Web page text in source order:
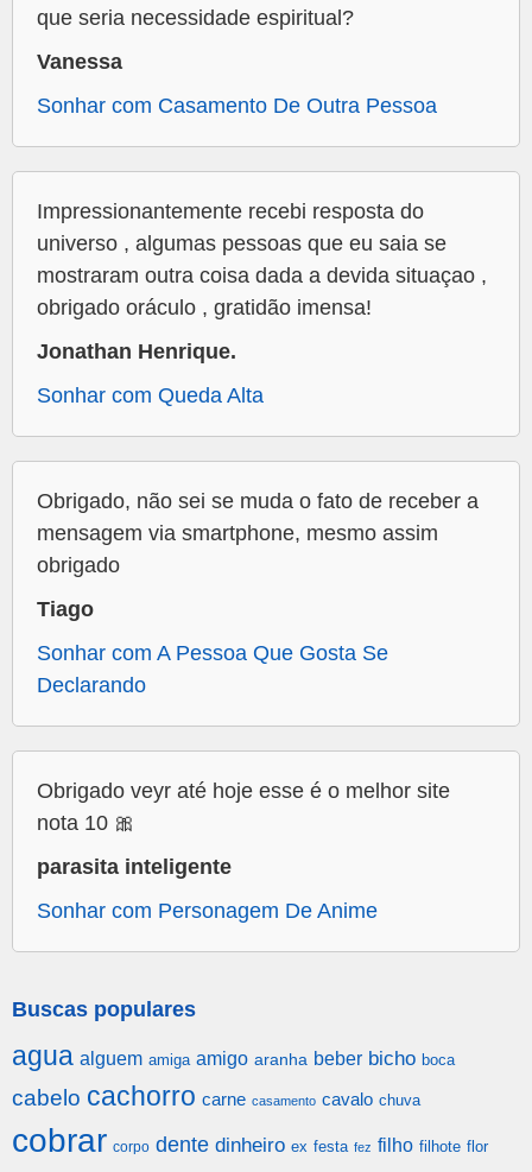
que seria necessidade espiritual?
Vanessa
Sonhar com Casamento De Outra Pessoa
Impressionantemente recebi resposta do
universo , algumas pessoas que eu saia se
mostraram outra coisa dada a devida situaçao ,
obrigado oráculo , gratidão imensa!
Jonathan Henrique.
Sonhar com Queda Alta
Obrigado, não sei se muda o fato de receber a
mensagem via smartphone, mesmo assim
obrigado
Tiago
Sonhar com A Pessoa Que Gosta Se
Declarando
Obrigado veyr até hoje esse é o melhor site
nota 10 🎀
parasita inteligente
Sonhar com Personagem De Anime
Buscas populares
agua alguem amiga amigo aranha beber bicho boca
cabelo cachorro carne casamento cavalo chuva
cobrar corpo dente dinheiro ex festa fez filho filhote flor